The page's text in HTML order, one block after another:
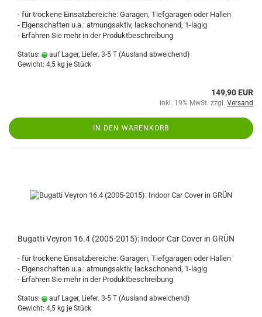
- für trockene Einsatzbereiche: Garagen, Tiefgaragen oder Hallen
- Eigenschaften u.a.: atmungsaktiv, lackschonend, 1-lagig
- Erfahren Sie mehr in der Produktbeschreibung
Status: auf Lager, Liefer. 3-5 T (Ausland abweichend)
Gewicht: 4,5 kg je Stück
149,90 EUR
inkl. 19% MwSt. zzgl. Versand
IN DEN WARENKORB
Bugatti Veyron 16.4 (2005-2015): Indoor Car Cover in GRÜN
- für trockene Einsatzbereiche: Garagen, Tiefgaragen oder Hallen
- Eigenschaften u.a.: atmungsaktiv, lackschonend, 1-lagig
- Erfahren Sie mehr in der Produktbeschreibung
Status: auf Lager, Liefer. 3-5 T (Ausland abweichend)
Gewicht: 4,5 kg je Stück